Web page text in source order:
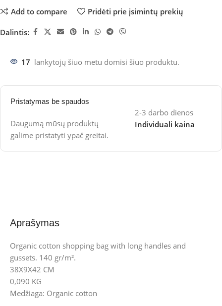
Add to compare Pridėti prie įsimintų prekių
Dalintis:
17 lankytojų šiuo metu domisi šiuo produktu.
Pristatymas be spaudos
Daugumą mūsų produktų
galime pristatyti ypač greitai.
2-3 darbo dienos
Individuali kaina
Aprašymas
Organic cotton shopping bag with long handles and
gussets. 140 gr/m².
38X9X42 CM
0,090 KG
Medžiaga: Organic cotton